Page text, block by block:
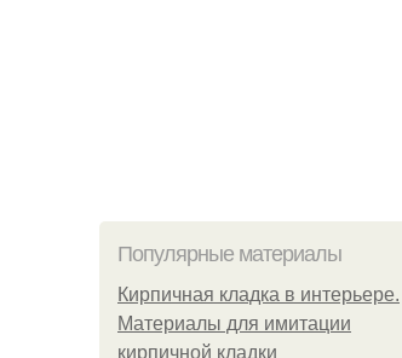
Популярные материалы
Кирпичная кладка в интерьере.
Материалы для имитации
кирпичной кладки